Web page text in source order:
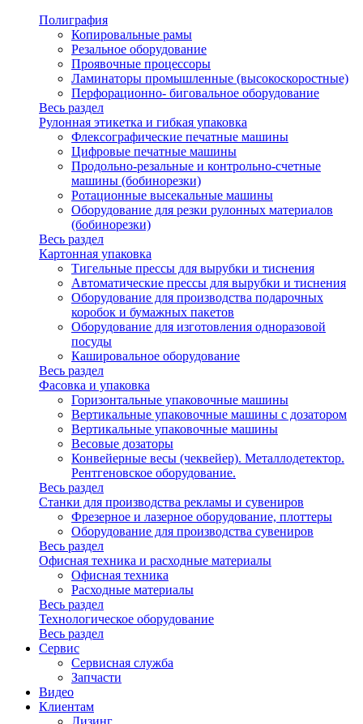
Полиграфия
Копировальные рамы
Резальное оборудование
Проявочные процессоры
Ламинаторы промышленные (высокоскоростные)
Перфорационно- биговальное оборудование
Весь раздел
Рулонная этикетка и гибкая упаковка
Флексографические печатные машины
Цифровые печатные машины
Продольно-резальные и контрольно-счетные
машины (бобинорезки)
Ротационные высекальные машины
Оборудование для резки рулонных материалов
(бобинорезки)
Весь раздел
Картонная упаковка
Тигельные прессы для вырубки и тиснения
Автоматические прессы для вырубки и тиснения
Оборудование для производства подарочных
коробок и бумажных пакетов
Оборудование для изготовления одноразовой
посуды
Кашировальное оборудование
Весь раздел
Фасовка и упаковка
Горизонтальные упаковочные машины
Вертикальные упаковочные машины с дозатором
Вертикальные упаковочные машины
Весовые дозаторы
Конвейерные весы (чеквейер). Металлодетектор.
Рентгеновское оборудование.
Весь раздел
Станки для производства рекламы и сувениров
Фрезерное и лазерное оборудование, плоттеры
Оборудование для производства сувениров
Весь раздел
Офисная техника и расходные материалы
Офисная техника
Расходные материалы
Весь раздел
Технологическое оборудование
Весь раздел
Сервис
Сервисная служба
Запчасти
Видео
Клиентам
Лизинг